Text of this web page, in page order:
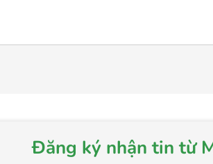
Đăng ký nhận tin từ